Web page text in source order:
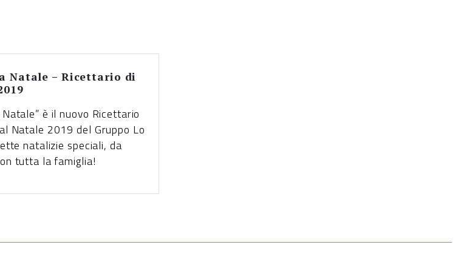
Natale – Ricettario di
Natale” è il nuovo Ricettario
Natale 2019 del Gruppo Lo
natalizie speciali, da
tutta la famiglia!